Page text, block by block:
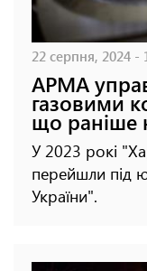
22 серпня, 2024 -
АРМА
газовими
що раніше
У 2023 рокі
перейшли під
України".